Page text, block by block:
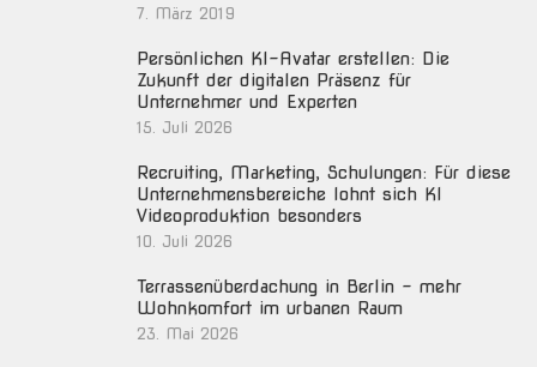
7. März 2019
Persönlichen KI-Avatar erstellen: Die
Zukunft der digitalen Präsenz für
Unternehmer und Experten
15. Juli 2026
Recruiting, Marketing, Schulungen: Für diese
Unternehmensbereiche lohnt sich KI
Videoproduktion besonders
10. Juli 2026
Terrassenüberdachung in Berlin – mehr
Wohnkomfort im urbanen Raum
23. Mai 2026